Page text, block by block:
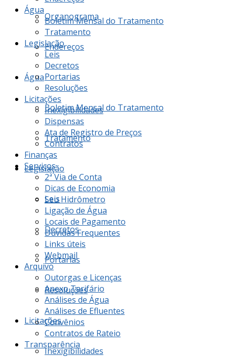
Organograma
Endereços
Água
Boletim Mensal do Tratamento
Tratamento
Legislação
Leis
Decretos
Portarias
Resoluções
Licitações
Inexigibilidades
Água
Boletim Mensal do Tratamento
Tratamento
Legislação
Leis
Decretos
Portarias
Resoluções
Licitações
Inexigibilidades
Dispensas
Ata de Registro de Preços
Contratos
Finanças
Serviços
2ª Via de Conta
Dicas de Economia
Seu Hidrômetro
Ligação de Água
Locais de Pagamento
Dúvidas Frequentes
Links úteis
Webmail
Arquivo
Outorgas e Licenças
Anexo Tarifário
Análises de Água
Análises de Efluentes
Convênios
Contratos de Rateio
Transparência